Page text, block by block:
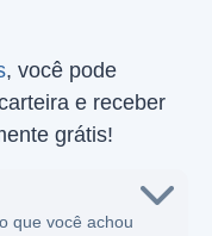
, você pode
e receber
grátis!
que você achou